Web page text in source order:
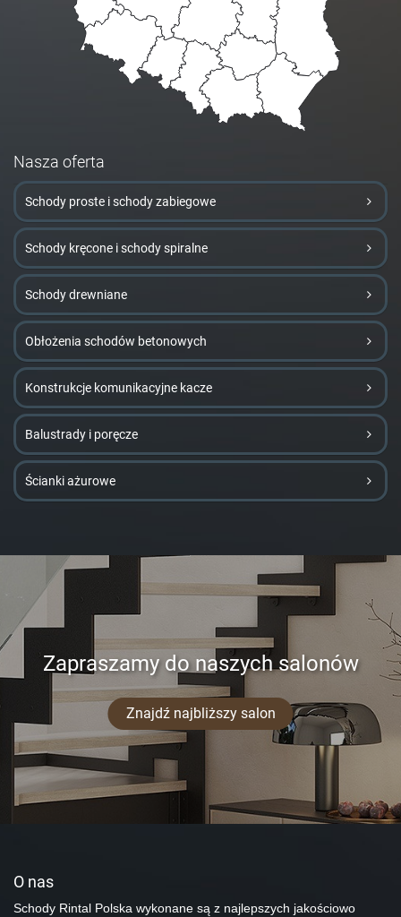
Nasza oferta
Schody proste i schody zabiegowe
Schody kręcone i schody spiralne
Schody drewniane
Obłożenia schodów betonowych
Konstrukcje komunikacyjne kacze
Balustrady i poręcze
Ścianki ażurowe
Zapraszamy do naszych salonów
Znajdź najbliższy salon
O nas
Schody Rintal Polska wykonane są z najlepszych jakościowo